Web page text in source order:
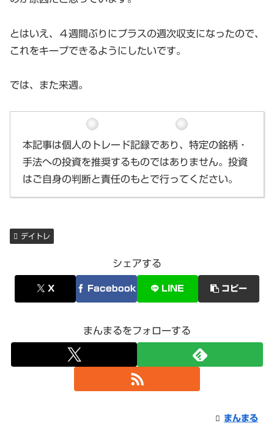
とはいえ、４週間ぶりにプラスの週次収支になったので、
これをキープできるようにしたいです。
では、また来週。
本記事は個人のトレード記録であり、特定の銘柄・
手法への投資を推奨するものではありません。投資
はご自身の判断と責任のもとで行ってください。
デイトレ
シェアする
X Facebook LINE コピー
まんまるをフォローする
まんまる